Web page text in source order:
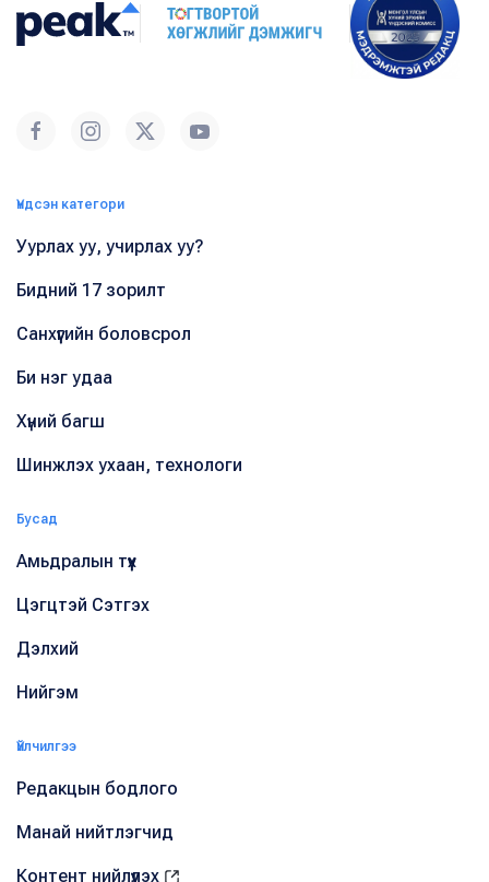
Үндсэн категори
Уурлах уу, учирлах уу?
Бидний 17 зорилт
Санхүүгийн боловсрол
Би нэг удаа
Хүний багш
Шинжлэх ухаан, технологи
Бусад
Амьдралын түүх
Цэгцтэй Сэтгэх
Дэлхий
Нийгэм
Үйлчилгээ
Редакцын бодлого
Манай нийтлэгчид
Контент нийлүүлэх